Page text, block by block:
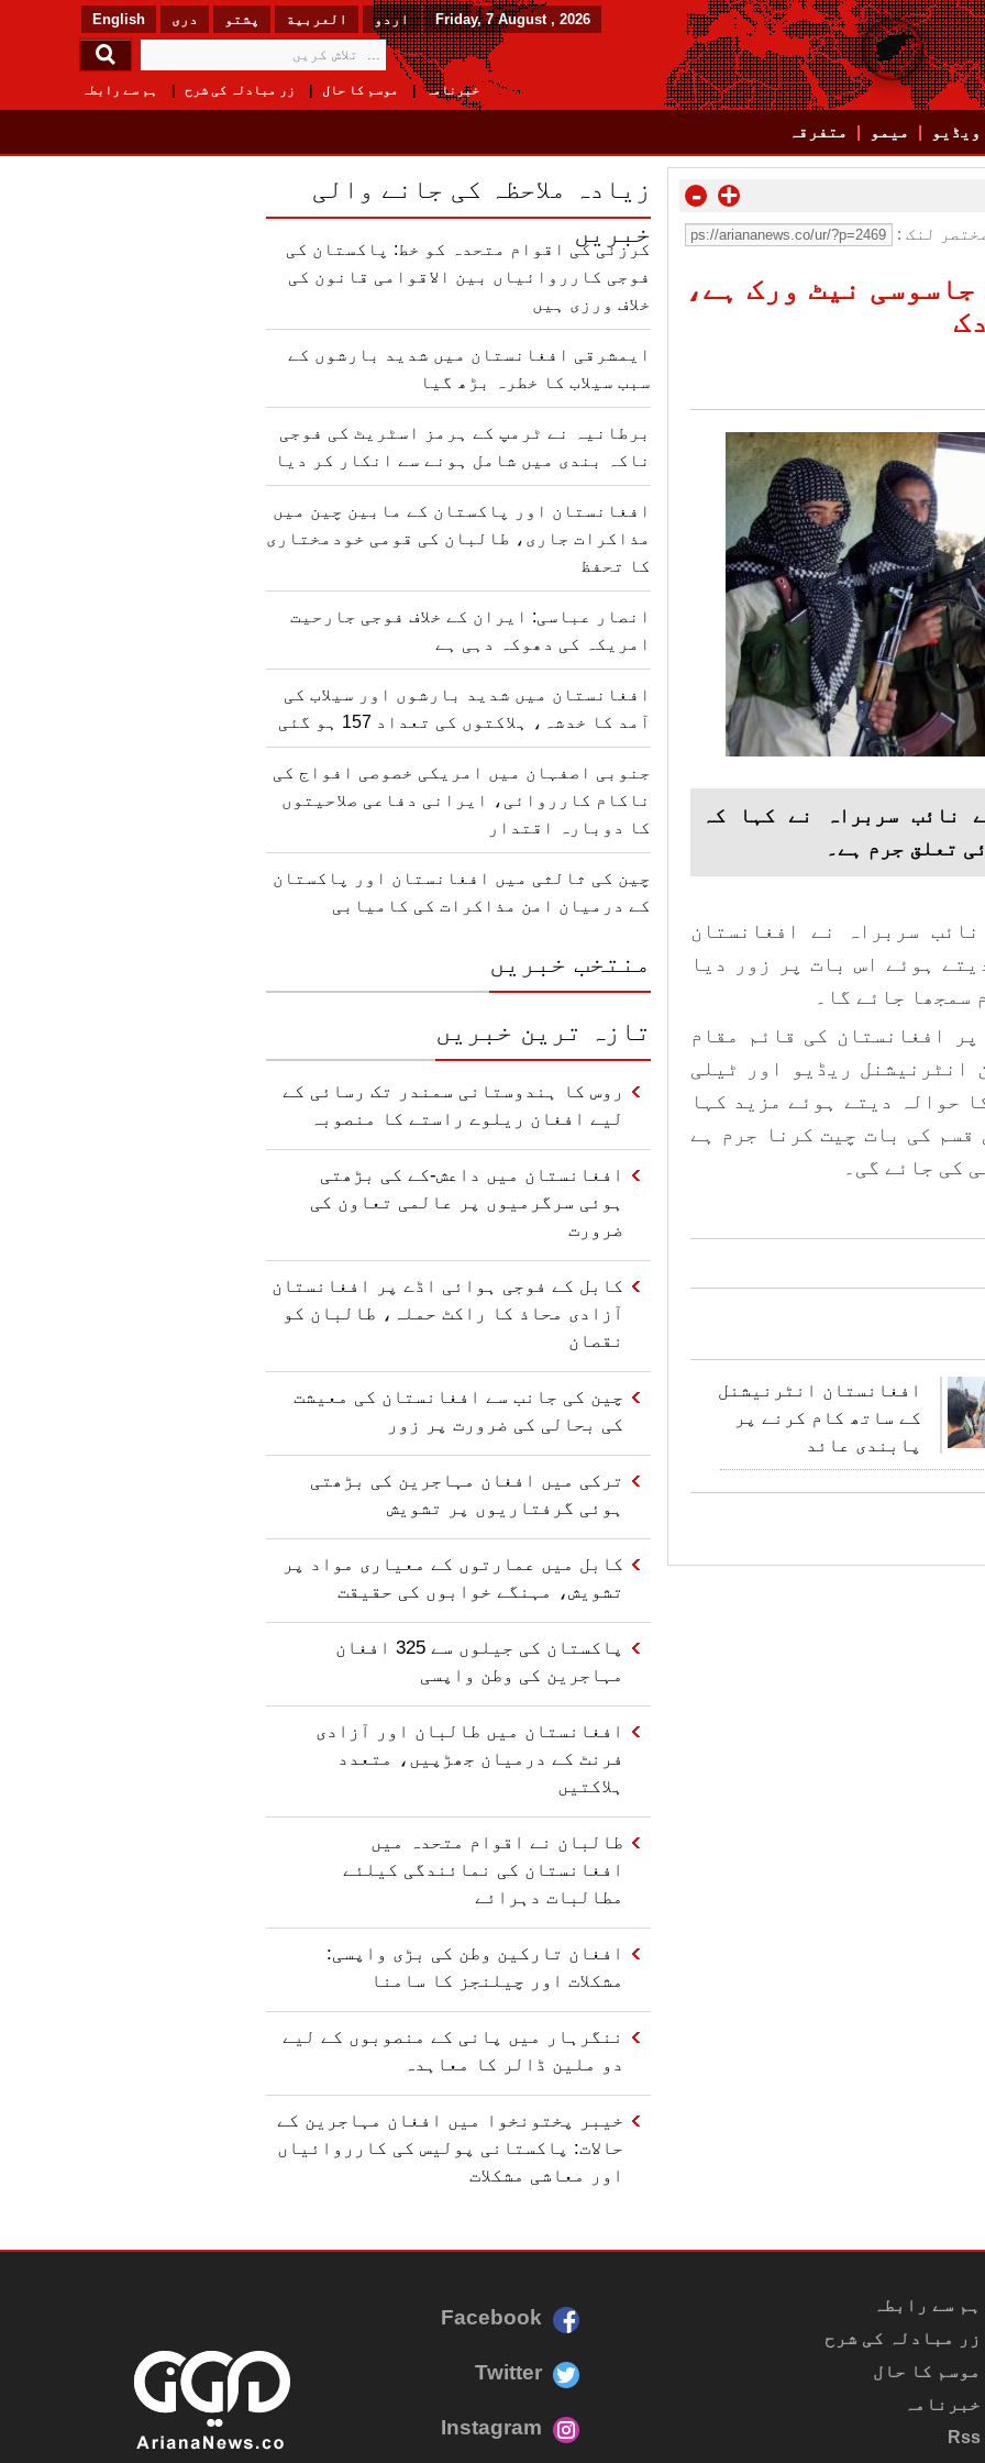
English دری پشتو العربیة اردو Friday, 7 August , 2026
ہم سے رابطہ زر مبادلہ کی شرح موسم کا حال خبرنامہ
ویڈیو میمو متفرقہ
- +
لنک :
نیٹ ورک ہے،
نائب سربراہ نے کہا کہ
تعلق جرم ہے۔
سربراہ نے افغانستان
ہوئے اس بات پر زور دیا
سمجھا جائے گا۔
افغانستان کی قائم مقام
انٹرنیشنل ریڈیو اور ٹیلی
حوالہ دیتے ہوئے مزید کہا
کی بات چیت کرنا جرم ہے
کی جائے گی۔
افغانستان انٹرنیشنل
کے ساتھ کام کرنے پر
پابندی عائد
زیادہ ملاحظہ کی جانے والی
خبریں
کرزئی کی اقوام متحدہ کو خط: پاکستان کی
فوجی کارروائیاں بین الاقوامی قانون کی
خلاف ورزی ہیں
ایمشرقی افغانستان میں شدید بارشوں کے
سبب سیلاب کا خطرہ بڑھ گیا
برطانیہ نے ٹرمپ کے ہرمز اسٹریٹ کی فوجی
ناکہ بندی میں شامل ہونے سے انکار کر دیا
افغانستان اور پاکستان کے مابین چین میں
مذاکرات جاری، طالبان کی قومی خودمختاری
کا تحفظ
انصار عباسی: ایران کے خلاف فوجی جارحیت
امریکہ کی دھوکہ دہی ہے
افغانستان میں شدید بارشوں اور سیلاب کی
آمد کا خدشہ، ہلاکتوں کی تعداد 157 ہو گئی
جنوبی اصفہان میں امریکی خصوصی افواج کی
ناکام کارروائی، ایرانی دفاعی صلاحیتوں
کا دوبارہ اقتدار
چین کی ثالثی میں افغانستان اور پاکستان
کے درمیان امن مذاکرات کی کامیابی
منتخب خبریں
تازہ ترین خبریں
روس کا ہندوستانی سمندر تک رسائی کے
لیے افغان ریلوے راستے کا منصوبہ
افغانستان میں داعش-کے کی بڑھتی
ہوئی سرگرمیوں پر عالمی تعاون کی
ضرورت
کابل کے فوجی ہوائی اڈے پر افغانستان
آزادی محاذ کا راکٹ حملہ، طالبان کو
نقصان
چین کی جانب سے افغانستان کی معیشت
کی بحالی کی ضرورت پر زور
ترکی میں افغان مہاجرین کی بڑھتی
ہوئی گرفتاریوں پر تشویش
کابل میں عمارتوں کے معیاری مواد پر
تشویش، مہنگے خوابوں کی حقیقت
پاکستان کی جیلوں سے 325 افغان
مہاجرین کی وطن واپسی
افغانستان میں طالبان اور آزادی
فرنٹ کے درمیان جھڑپیں، متعدد
ہلاکتیں
طالبان نے اقوام متحدہ میں
افغانستان کی نمائندگی کیلئے
مطالبات دہرائے
افغان تارکین وطن کی بڑی واپسی:
مشکلات اور چیلنجز کا سامنا
ننگرہار میں پانی کے منصوبوں کے لیے
دو ملین ڈالر کا معاہدہ
خیبر پختونخوا میں افغان مہاجرین کے
حالات: پاکستانی پولیس کی کارروائیاں
اور معاشی مشکلات
Facebook
Twitter
Instagram
ہم سے رابطہ
زر مبادلہ کی شرح
موسم کا حال
خبرنامہ
Rss